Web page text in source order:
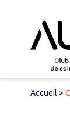
Accueil >